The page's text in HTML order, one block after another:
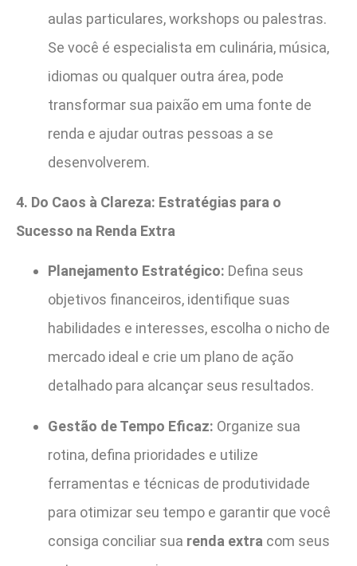
aulas particulares, workshops ou palestras.
Se você é especialista em culinária, música,
idiomas ou qualquer outra área, pode
transformar sua paixão em uma fonte de
renda e ajudar outras pessoas a se
desenvolverem.
4. Do Caos à Clareza: Estratégias para o
Sucesso na Renda Extra
Planejamento Estratégico: Defina seus
objetivos financeiros, identifique suas
habilidades e interesses, escolha o nicho de
mercado ideal e crie um plano de ação
detalhado para alcançar seus resultados.
Gestão de Tempo Eficaz: Organize sua
rotina, defina prioridades e utilize
ferramentas e técnicas de produtividade
para otimizar seu tempo e garantir que você
consiga conciliar sua renda extra com seus